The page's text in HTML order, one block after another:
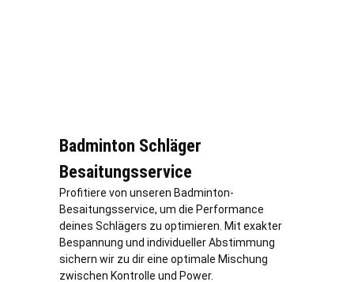
Badminton Schläger
Besaitungsservice
Profitiere von unseren Badminton-
Besaitungsservice, um die Performance
deines Schlägers zu optimieren. Mit exakter
Bespannung und individueller Abstimmung
sichern wir zu dir eine optimale Mischung
zwischen Kontrolle und Power.